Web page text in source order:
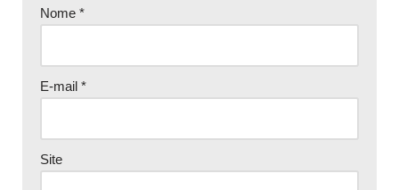
Nome *
E-mail *
Site